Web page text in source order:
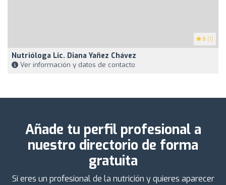
5 (1)
Nutrióloga Lic. Diana Yañez Chávez
Ver información y datos de contacto
Añade tu perfil profesional a
nuestro directorio de forma
gratuita
Si eres un profesional de la nutrición y quieres aparecer